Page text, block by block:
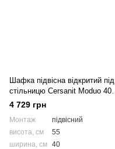
Шафка підвісна відкритий під
стільницю Cersanit Moduo 40
см дуб
4 729 грн
Монтаж
підвісний
висота, см
55
ширина, см 40